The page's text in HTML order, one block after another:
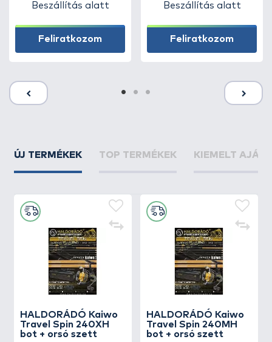
Beszállítás alatt
Feliratkozom
Beszállítás alatt
Feliratkozom
ÚJ TERMÉKEK TOP TERMÉKEK KIEMELT
HALDORÁDÓ Kaiwo
Travel Spin 240XH
bot + orsó szett
HALDORÁDÓ Kaiwo
Travel Spin 240MH
bot + orsó szett